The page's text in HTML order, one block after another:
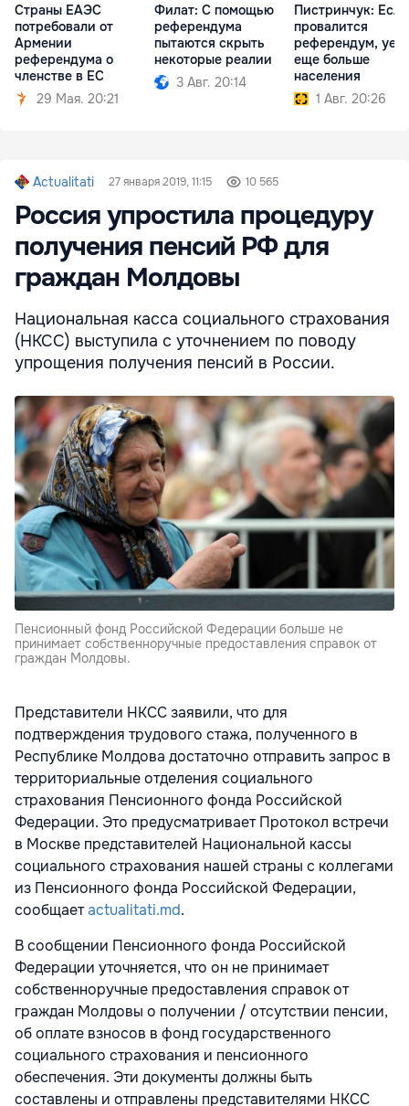
Страны ЕАЭС
потребовали от
Армении
референдума о
членстве в ЕС
29 Мая. 20:21
Филат: С помощью
референдума
пытаются скрыть
некоторые реалии
3 Авг. 20:14
Пистринчук: Если
провалится
референдум,
еще больше
населения
1 Авг. 20:26
Actualitati 27 января 2019, 11:15 10 565
Россия упростила процедуру
получения пенсий РФ для
граждан Молдовы
Национальная касса социального страхования
(НКСС) выступила с уточнением по поводу
упрощения получения пенсий в России.
Пенсионный фонд Российской Федерации больше не
принимает собственноручные предоставления справок от
граждан Молдовы.
Представители НКСС заявили, что для
подтверждения трудового стажа, полученного в
Республике Молдова достаточно отправить запрос в
территориальные отделения социального
страхования Пенсионного фонда Российской
Федерации. Это предусматривает Протокол встречи
в Москве представителей Национальной кассы
социального страхования нашей страны с коллегами
из Пенсионного фонда Российской Федерации,
сообщаетactualitati.md.
В сообщении Пенсионного фонда Российской
Федерации уточняется, что он не принимает
собственноручные предоставления справок от
граждан Молдовы о получении / отсутствии пенсии,
об оплате взносов в фонд государственного
социального страхования и пенсионного
обеспечения. Эти документы должны быть
составлены и отправлены представителями НКСС